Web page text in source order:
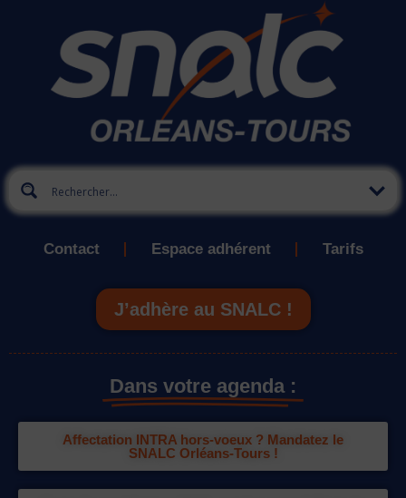
Contact Espace adhérent Tarifs
J’adhère au SNALC !
Dans votre agenda :
Affectation INTRA hors-voeux ? Mandatez le
SNALC Orléans-Tours !